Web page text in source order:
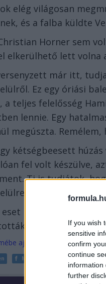
If you wish
sensitive
confirm
continue
information
further
elég világosan
és a falba küldte
Horner sem
elkerülhető lett volna
már itt,
Ez egy óriási
a teljes felelősség
lennie. Egy
megúszta.
kétségbeesett
fel volt készülve,
Ti is tudjátok,
tenni a
miatt először a
további
ajánlanád a cikket,
Megosztás Facebookon